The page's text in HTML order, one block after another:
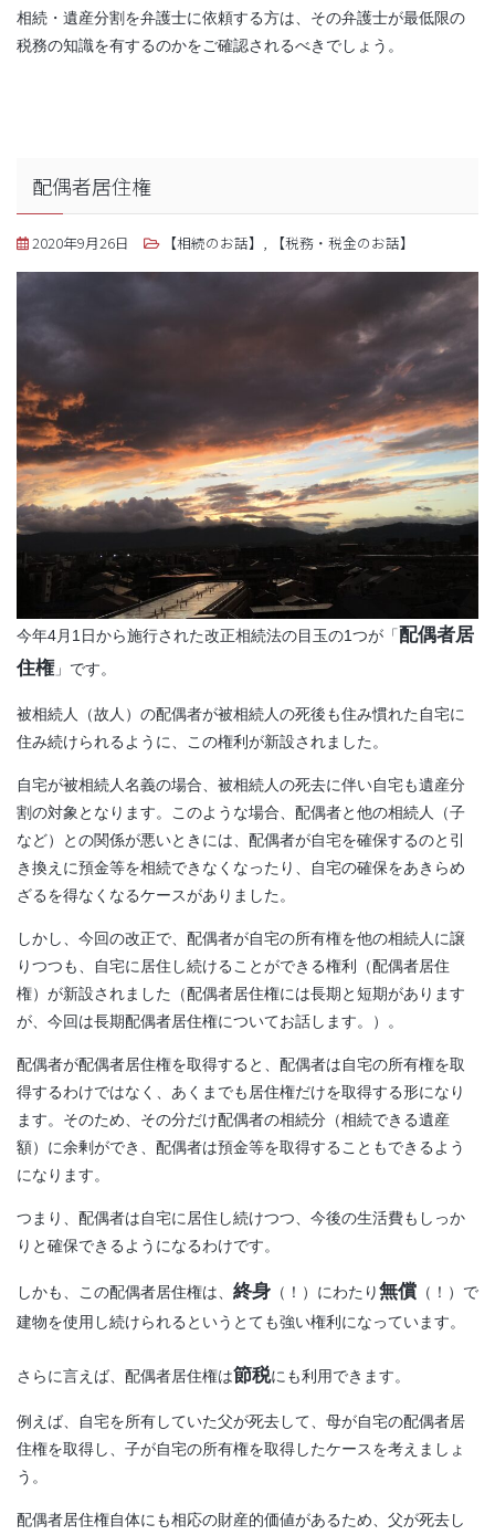
相続・遺産分割を弁護士に依頼する方は、その弁護士が最低限の
税務の知識を有するのかをご確認されるべきでしょう。
配偶者居住権
2020年9月26日 【相続のお話】 , 【税務・税金のお話】
今年4月1日から施行された改正相続法の目玉の1つが「配偶者居
住権」です。
被相続人（故人）の配偶者が被相続人の死後も住み慣れた自宅に
住み続けられるように、この権利が新設されました。
自宅が被相続人名義の場合、被相続人の死去に伴い自宅も遺産分
割の対象となります。このような場合、配偶者と他の相続人（子
など）との関係が悪いときには、配偶者が自宅を確保するのと引
き換えに預金等を相続できなくなったり、自宅の確保をあきらめ
ざるを得なくなるケースがありました。
しかし、今回の改正で、配偶者が自宅の所有権を他の相続人に譲
りつつも、自宅に居住し続けることができる権利（配偶者居住
権）が新設されました（配偶者居住権には長期と短期があります
が、今回は長期配偶者居住権についてお話します。）。
配偶者が配偶者居住権を取得すると、配偶者は自宅の所有権を取
得するわけではなく、あくまでも居住権だけを取得する形になり
ます。そのため、その分だけ配偶者の相続分（相続できる遺産
額）に余剰ができ、配偶者は預金等を取得することもできるよう
になります。
つまり、配偶者は自宅に居住し続けつつ、今後の生活費もしっか
りと確保できるようになるわけです。
しかも、この配偶者居住権は、 終身 （！）にわたり無償 （！）で
建物を使用し続けられるというとても強い権利になっています。
さらに言えば、配偶者居住権は節税にも利用できます。
例えば、自宅を所有していた父が死去して、母が自宅の配偶者居
住権を取得し、子が自宅の所有権を取得したケースを考えましょ
う。
配偶者居住権自体にも相応の財産的価値があるため、父が死去し